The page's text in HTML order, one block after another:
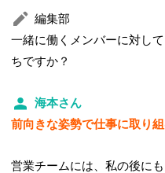
編集部
一緒に働くメンバーに対し
ちですか？
海本さん
前向きな姿勢で仕事に取り
営業チームには、私の後に